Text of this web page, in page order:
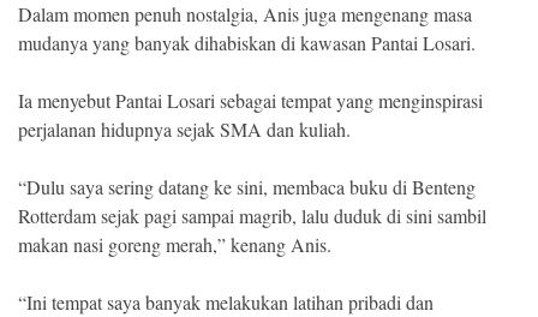
Dalam momen penuh nostalgia, Anis juga mengenang masa
mudanya yang banyak dihabiskan di kawasan Pantai Losari.
Ia menyebut Pantai Losari sebagai tempat yang menginspirasi
perjalanan hidupnya sejak SMA dan kuliah.
“Dulu saya sering datang ke sini, membaca buku di Benteng
Rotterdam sejak pagi sampai magrib, lalu duduk di sini sambil
makan nasi goreng merah,” kenang Anis.
“Ini tempat saya banyak melakukan latihan pribadi dan